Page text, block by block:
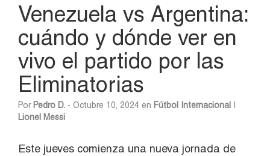
Venezuela vs Argentina:
cuándo y dónde ver en
vivo el partido por las
Eliminatorias
Por Pedro D. - Octubre 10, 2024 en Fútbol Internacional
Lionel Messi
Este jueves comienza una nueva jornada de